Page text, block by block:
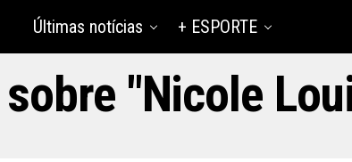
Últimas notícias + ESPORTE
"Nicole